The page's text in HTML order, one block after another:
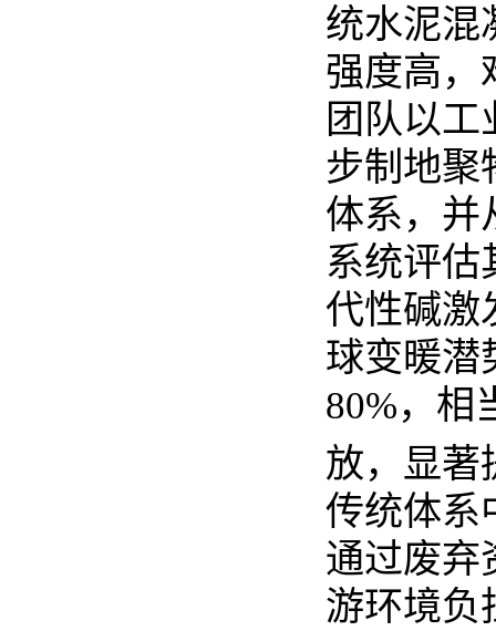
统水泥混
强度高，
团队以
步制地聚
体系，并
系统评估
代性碱激
球变暖潜
80%，相
放，显著
传统体系
通过废弃
游环境负